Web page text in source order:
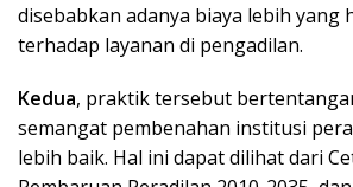
disebabkan adanya biaya lebih yang
terhadap layanan di pengadilan.
Kedua, praktik tersebut
semangat pembenahan institusi
lebih baik. Hal ini dapat dilihat dari